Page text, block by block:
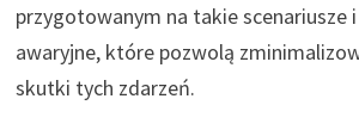
przygotowanym na takie scenariusze
awaryjne, które pozwolą
skutki tych zdarzeń.